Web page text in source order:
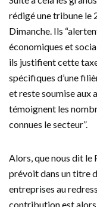
rédigé une tribune le
Dimanche. Ils
économiques et
ils justifient cette
spécifiques d’une
et reste soumise aux
témoignent les
connues le secteur”.
Alors, que nous dit le
prévoit dans un titre
entreprises au
contribution est alors